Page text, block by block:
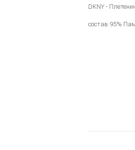
DKNY -
состав:95%